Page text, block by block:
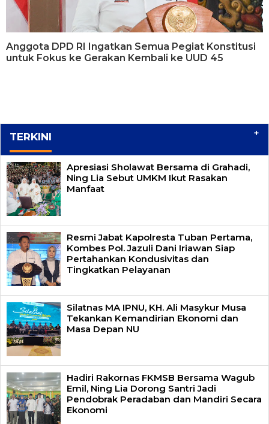
Anggota DPD RI Ingatkan Semua Pegiat Konstitusi
untuk Fokus ke Gerakan Kembali ke UUD 45
TERKINI +
Apresiasi Sholawat Bersama di Grahadi,
Ning Lia Sebut UMKM Ikut Rasakan
Manfaat
Resmi Jabat Kapolresta Tuban Pertama,
Kombes Pol. Jazuli Dani Iriawan Siap
Pertahankan Kondusivitas dan
Tingkatkan Pelayanan
Silatnas MA IPNU, KH. Ali Masykur Musa
Tekankan Kemandirian Ekonomi dan
Masa Depan NU
Hadiri Rakornas FKMSB Bersama Wagub
Emil, Ning Lia Dorong Santri Jadi
Pendobrak Peradaban dan Mandiri Secara
Ekonomi